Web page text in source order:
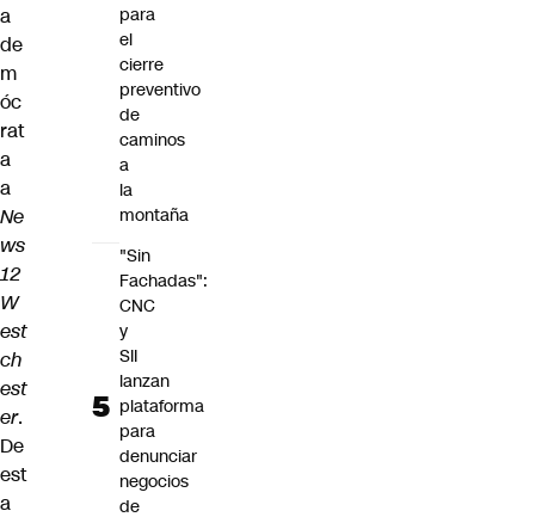
a
de
m
óc
rat
a
a
Ne
ws
12
W
est
ch
est
er.
De
est
a
para
el
cierre
preventivo
de
caminos
a
la
montaña
"Sin
Fachadas":
CNC
y
SII
lanzan
plataforma
para
denunciar
negocios
de